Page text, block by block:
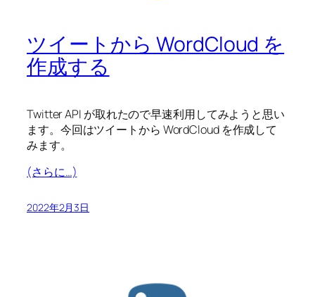
ツイートから WordCloud を
作成する
Twitter API が取れたので早速利用してみようと思い
ます。今回はツイートから WordCloud を作成して
みます。
(さらに…)
2022年2月3日